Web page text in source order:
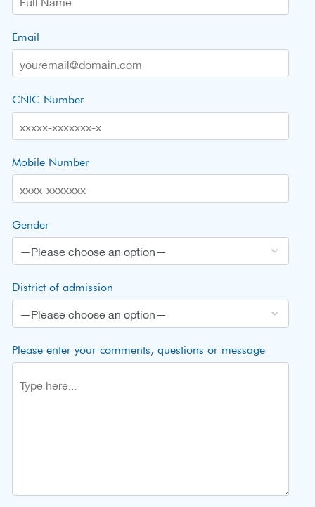
Email
CNIC Number
Mobile Number
Gender
District of admission
Please enter your comments, questions or message